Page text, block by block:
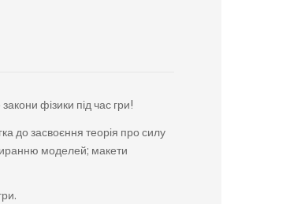
фізики під час гри!
до засвоєння теорія про силу
моделей; макети